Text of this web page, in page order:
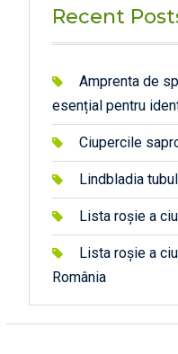
Recent
Amprenta de
esențial pentru
Ciupercile
Lindbladia
Lista roșie a
Lista roșie a
România